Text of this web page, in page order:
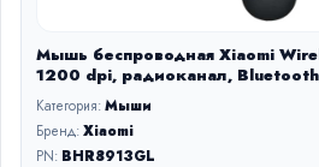
Мышь беспроводная Xiaomi
1200 dpi, радиоканал,
Категория:Мыши
Бренд:Xiaomi
PN: BHR8913GL